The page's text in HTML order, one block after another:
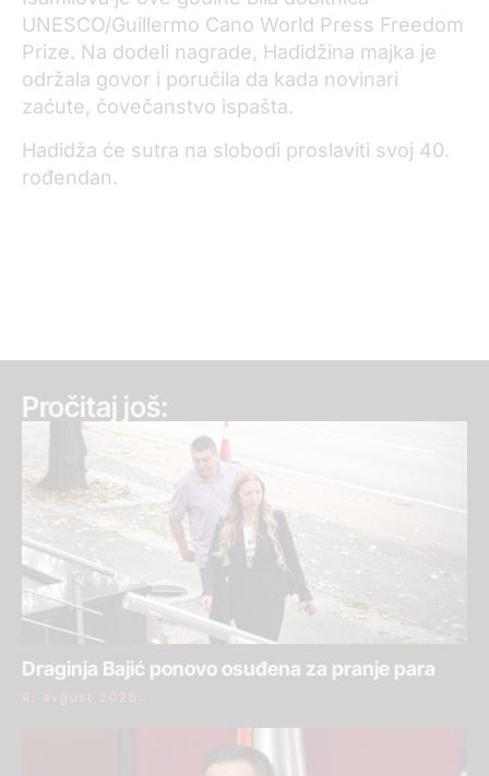
UNESCO/Guillermo Cano World Press Freedom
Prize. Na dodeli nagrade, Hadidžina majka je
održala govor i poručila da kada novinari
zaćute, čovečanstvo ispašta.
Hadidža će sutra na slobodi proslaviti svoj 40.
rođendan.
Pročitaj još:
Draginja Bajić ponovo osuđena za pranje para
4. avgust 2026.